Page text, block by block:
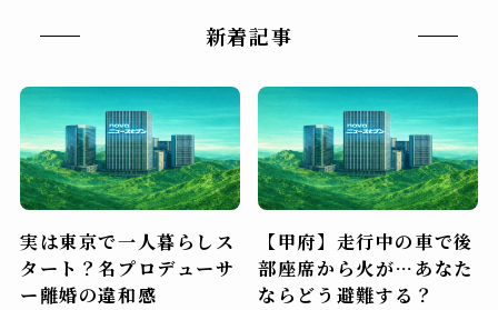
新着記事
実は東京で一人暮らしス
タート？名プロデューサ
ー離婚の違和感
【甲府】走行中の車で後
部座席から火が…あなた
ならどう避難する？